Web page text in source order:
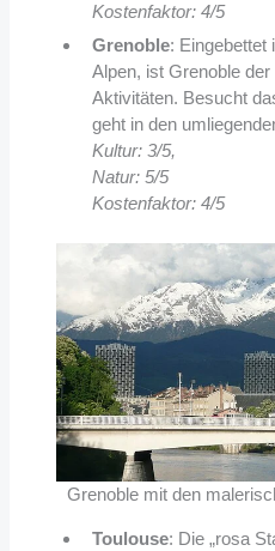
Kostenfaktor: 4/5
Grenoble: Eingebettet
Alpen, ist Grenoble
Aktivitäten. Besucht
geht in den
Kultur: 3/5,
Natur: 5/5
Kostenfaktor: 4/5
Grenoble mit den
Toulouse: Die „rosa